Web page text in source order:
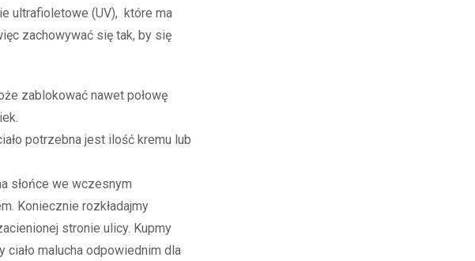
zachowywać się tak, by się
zablokować nawet połowę
potrzebna jest ilość kremu lub
słońce we wczesnym
Koniecznie rozkładajmy
stronie ulicy. Kupmy
ciało malucha odpowiednim dla